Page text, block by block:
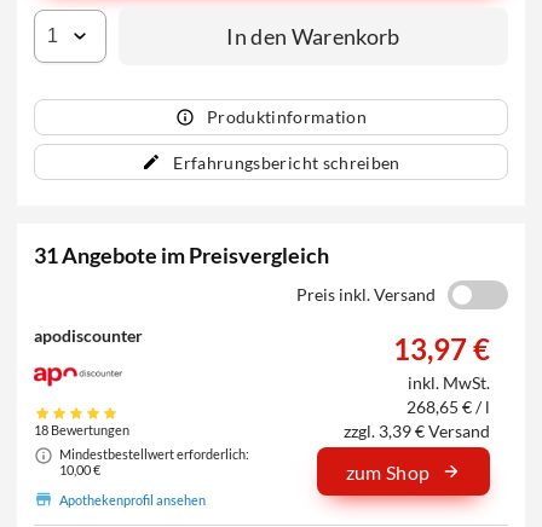
Produktinformation
Erfahrungsbericht schreiben
In den Warenkorb
31 Angebote im Preisvergleich
Preis inkl. Versand
apodiscounter
18 Bewertungen
Mindestbestellwert erforderlich:
10,00 €
Apothekenprofil ansehen
13,97 €
inkl. MwSt.
268,65 € / l
zzgl. 3,39 € Versand
zum Shop